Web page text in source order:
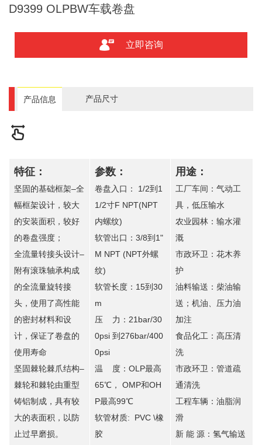
D9399 OLPBW车载卷盘
立即咨询
产品信息 产品尺寸
特征：
坚固的基础框架–全
幅框架设计，较大
的安装面积，较好
的卷盘强度；
全流量转接头设计–
附有滚珠轴承构成
的全流量旋转接
头，使用了高性能
的密封材料和设
计，保证了卷盘的
使用寿命
坚固棘轮棘爪结构–
棘轮和棘轮由重型
铸铝制成，具有较
大的表面积，以防
止过早磨损。
参数：
卷盘入口： 1/2到1
1/2寸F NPT(NPT
内螺纹)
软管出口：3/8到1"
M NPT (NPT外螺
纹)
软管长度：15到30
m
压 力：21bar/30
0psi 到276bar/400
0psi
温 度：OLP最高
65℃， OMP和OH
P最高99℃
软管材质: PVC \橡
胶
用途：
工厂车间：气动工
具，低压输水
农业园林：输水灌
溉
市政环卫：花木养
护
油料输送：柴油输
送；机油、压力油
加注
食品化工：高压清
洗
市政环卫：管道疏
通清洗
工程车辆：油脂润
滑
新 能 源：氢气输送